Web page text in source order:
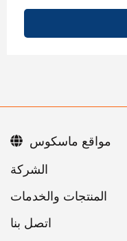
اتصل بنا
مواقع ماسكوس